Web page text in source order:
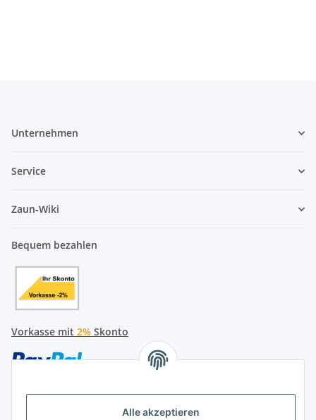
Alle akzeptieren
Unternehmen
Service
Zaun-Wiki
Bequem bezahlen
Vorkasse mit 2% Skonto